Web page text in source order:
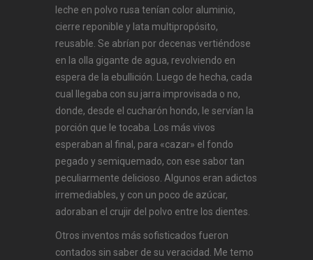
leche en polvo rusa tenían color aluminio,
cierre reponible y lata multipropósito,
reusable. Se abrían por decenas vertiéndose
en la olla gigante de agua, revolviendo en
espera de la ebullición. Luego de hecha, cada
cual llegaba con su jarra improvisada o no,
donde, desde el cucharón hondo, le servían la
porción que le tocaba. Los más vivos
esperaban al final, para «cazar» el fondo
pegado y semiquemado, con ese sabor tan
peculiarmente delicioso. Algunos eran adictos
irremediables, y con un poco de azúcar,
adoraban el crujir del polvo entre los dientes.
Otros inventos más sofisticados fueron
contados sin saber de su veracidad. Me temo